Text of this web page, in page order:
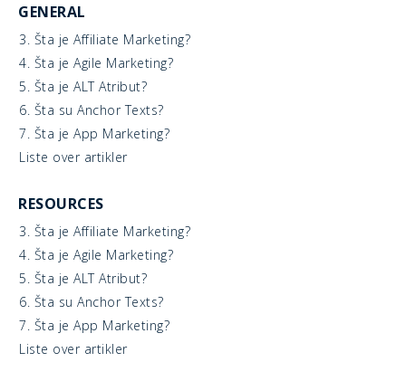
GENERAL
3. Šta je Affiliate Marketing?
4. Šta je Agile Marketing?
5. Šta je ALT Atribut?
6. Šta su Anchor Texts?
7. Šta je App Marketing?
Liste over artikler
RESOURCES
3. Šta je Affiliate Marketing?
4. Šta je Agile Marketing?
5. Šta je ALT Atribut?
6. Šta su Anchor Texts?
7. Šta je App Marketing?
Liste over artikler